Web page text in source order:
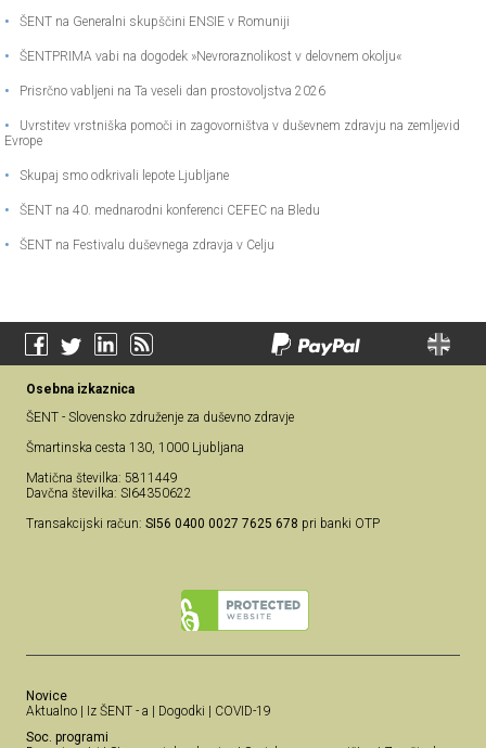
• ŠENT na Generalni skupščini ENSIE v Romuniji
• ŠENTPRIMA vabi na dogodek »Nevroraznolikost v delovnem okolju«
• Prisrčno vabljeni na Ta veseli dan prostovoljstva 2026
•
Uvrstitev vrstniška pomoči in zagovorništva v duševnem zdravju na zemljevid
Evrope
• Skupaj smo odkrivali lepote Ljubljane
• ŠENT na 40. mednarodni konferenci CEFEC na Bledu
• ŠENT na Festivalu duševnega zdravja v Celju
Osebna izkaznica
ŠENT - Slovensko združenje za duševno zdravje
Šmartinska cesta 130, 1000 Ljubljana
Matična številka: 5811449
Davčna številka: SI64350622
Transakcijski račun: SI56 0400 0027 7625 678 pri banki OTP
Novice
Aktualno | Iz ŠENT - a | Dogodki | COVID-19
Soc. programi